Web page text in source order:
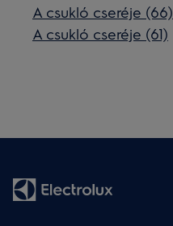
A csukló cseréje (66)
A csukló cseréje (61)